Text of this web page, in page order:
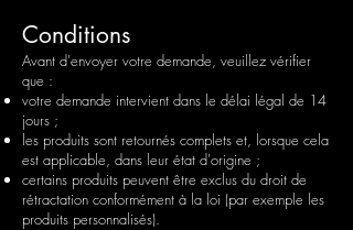
Conditions
Avant d'envoyer votre demande, veuillez vérifier
que :
votre demande intervient dans le délai légal de 14
jours ;
les produits sont retournés complets et, lorsque cela
est applicable, dans leur état d'origine ;
certains produits peuvent être exclus du droit de
rétractation conformément à la loi (par exemple les
produits personnalisés).